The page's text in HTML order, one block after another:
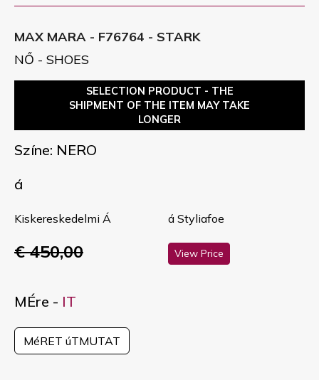
MAX MARA - F76764 - STARK
NŐ - SHOES
SELECTION PRODUCT - THE
SHIPMENT OF THE ITEM MAY TAKE
LONGER
Színe: NERO
á
Kiskereskedelmi Á
€ 450,00
á Styliafoe
View Price
MÉre - IT
MéRET úTMUTAT